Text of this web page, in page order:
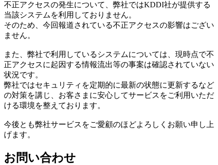
不正アクセスの発生について、弊社ではKDDI社が提供する
当該システムを利用しておりません。
そのため、今回報道されている不正アクセスの影響はござい
ません。
また、弊社で利用しているシステムについては、現時点で不
正アクセスに起因する情報流出等の事案は確認されていない
状況です。
弊社ではセキュリティを定期的に最新の状態に更新するなど
の対策を講じ、お客さまに安心してサービスをご利用いただ
ける環境を整えております。
今後とも弊社サービスをご愛顧のほどよろしくお願い申し上
げます。
お問い合わせ